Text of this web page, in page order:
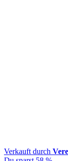
Verkauft durch